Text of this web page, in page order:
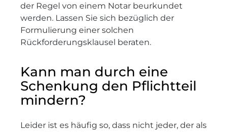
der Regel von einem Notar beurkundet
werden. Lassen Sie sich bezüglich der
Formulierung einer solchen
Rückforderungsklausel beraten.
Kann man durch eine
Schenkung den Pflichtteil
mindern?
Leider ist es häufig so, dass nicht jeder, der als